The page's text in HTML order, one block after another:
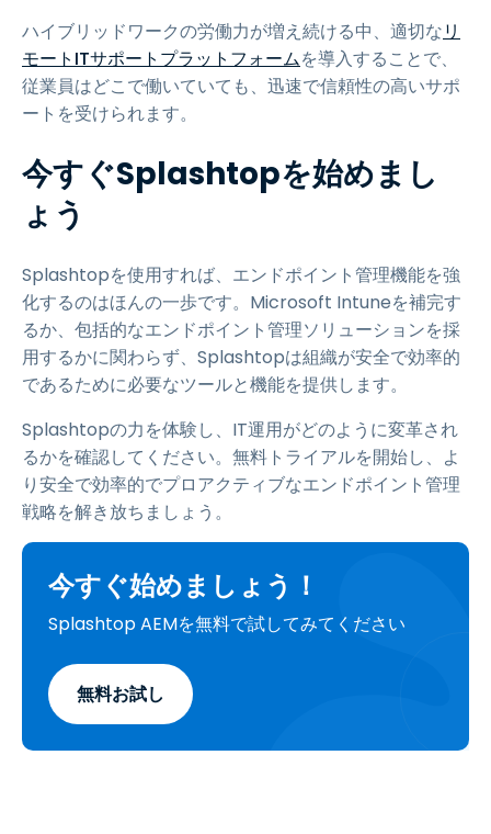
ハイブリッドワークの労働力が増え続ける中、適切なリ
モートITサポートプラットフォームを導入することで、
従業員はどこで働いていても、迅速で信頼性の高いサポ
ートを受けられます。
今すぐSplashtopを始めまし
ょう
Splashtopを使用すれば、エンドポイント管理機能を強
化するのはほんの一歩です。Microsoft Intuneを補完す
るか、包括的なエンドポイント管理ソリューションを採
用するかに関わらず、Splashtopは組織が安全で効率的
であるために必要なツールと機能を提供します。
Splashtopの力を体験し、IT運用がどのように変革され
るかを確認してください。無料トライアルを開始し、よ
り安全で効率的でプロアクティブなエンドポイント管理
戦略を解き放ちましょう。
今すぐ始めましょう！
Splashtop AEMを無料で試してみてください
無料お試し